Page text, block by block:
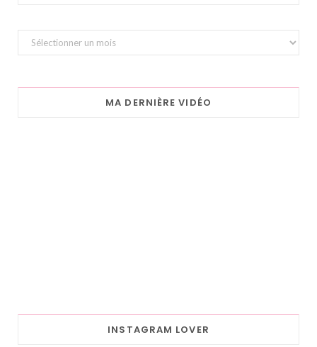
Archives
MA DERNIÈRE VIDÉO
INSTAGRAM LOVER